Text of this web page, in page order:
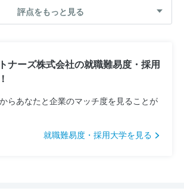
評点をもっと見る
ナーズ株式会社の就職難易度・採用
らあなたと企業のマッチ度を見ることが
就職難易度・採用大学を見る